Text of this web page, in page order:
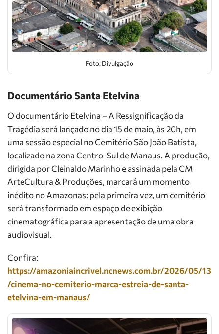
Foto: Divulgação
Documentário Santa Etelvina
O documentário Etelvina – A Ressignificação da
Tragédia será lançado no dia 15 de maio, às 20h, em
uma sessão especial no Cemitério São João Batista,
localizado na zona Centro-Sul de Manaus. A produção,
dirigida por Cleinaldo Marinho e assinada pela CM
ArteCultura & Produções, marcará um momento
inédito no Amazonas: pela primeira vez, um cemitério
será transformado em espaço de exibição
cinematográfica para a apresentação de uma obra
audiovisual.
Confira:
https://amazoniaincrivel.ncnews.com.br/2026/05/13
/cinema-no-cemiterio-marca-estreia-de-santa-
etelvina-em-manaus/